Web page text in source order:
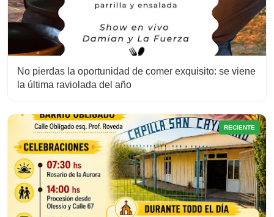
No pierdas la oportunidad de comer exquisito: se viene
la última raviolada del año
RECIENTE